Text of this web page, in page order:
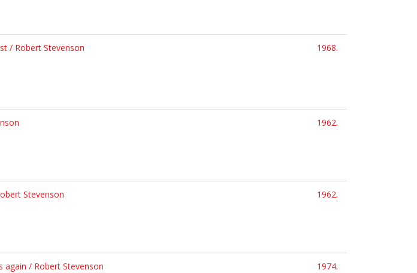
/ Robert Stevenson
1968.
1962.
Stevenson
1962.
again / Robert Stevenson
1974.